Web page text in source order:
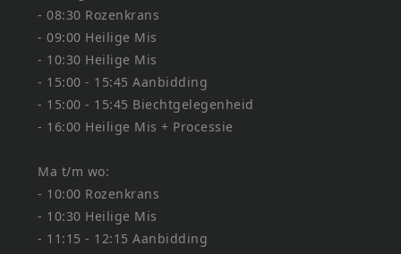
- 08:30 Rozenkrans
- 09:00 Heilige Mis
- 10:30 Heilige Mis
- 15:00 - 15:45 Aanbidding
- 15:00 - 15:45 Biechtgelegenheid
- 16:00 Heilige Mis + Processie
Ma t/m wo:
- 10:00 Rozenkrans
- 10:30 Heilige Mis
- 11:15 - 12:15 Aanbidding